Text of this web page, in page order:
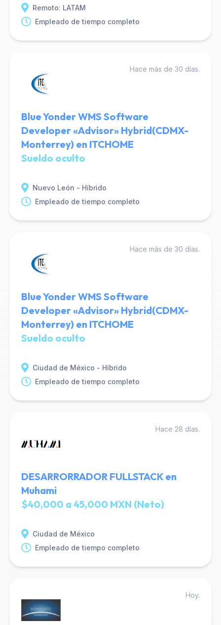
Remoto: LATAM
Empleado de tiempo completo
Hace más de 30 días.
Blue Yonder WMS Software
Developer «Advisor» Hybrid(CDMX-
Monterrey) en ITCHOME
Sueldo oculto
Nuevo León - Híbrido
Empleado de tiempo completo
Hace más de 30 días.
Blue Yonder WMS Software
Developer «Advisor» Hybrid(CDMX-
Monterrey) en ITCHOME
Sueldo oculto
Ciudad de México - Híbrido
Empleado de tiempo completo
Hace 28 días.
DESARRORRADOR FULLSTACK en
Muhami
$40,000 a 45,000 MXN (Neto)
Ciudad de México
Empleado de tiempo completo
Hoy.